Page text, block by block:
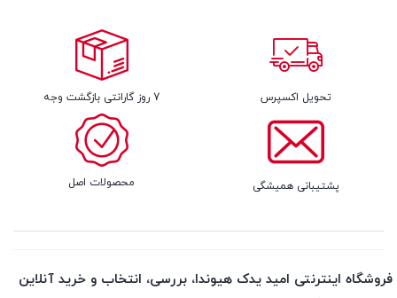
تحویل اکسپرس 7 روز گارانتی بازگشت وجه
پشتیبانی همیشگی محصولات اصل
فروشگاه اینترنتی امید یدک هیوندا، بررسی، انتخاب و خرید آنلاین